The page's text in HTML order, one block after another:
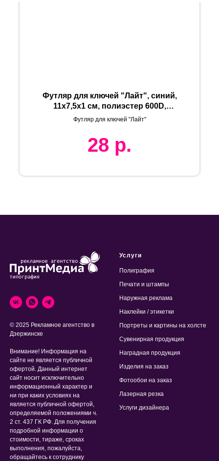
Футляр для ключей "Лайт", синий,
11х7,5х1 см, полиэстер 600D,
шелкография
Футляр для ключей "Лайт"
28 р.
© 2025 Рекламное агентство в
Дзержинске
Внимание! Информация на
сайте не является публичной
офертой. Данный интернет
сайт носит исключительно
информационный характер и
ни при каких условиях на
является публичной офертой,
определяемой положениями ч.
2 ст. 437 ГК РФ. Для получения
подробной информации о
стоимости, тираже, сроках
выполнения, пожалуйста,
обращайтесь к сотруднику
Услуги
Полиграфия
Печати и штампы
Наружная реклама
Наклейки / этикетки
Портреты и картины на холсте
Сувенирная продукция
Наградная продукция
Изделия на заказ
Фотообои на заказ
Лазерная резка
Услуги дизайнера